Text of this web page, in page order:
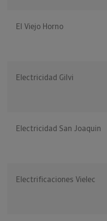
El Viejo Horno
Electricidad Gilvi
Electricidad San Joaquin
Electrificaciones Vielec